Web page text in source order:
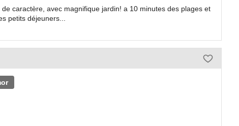
caractère, avec magnifique jardin! a 10 minutes des plages et
petits déjeuners...